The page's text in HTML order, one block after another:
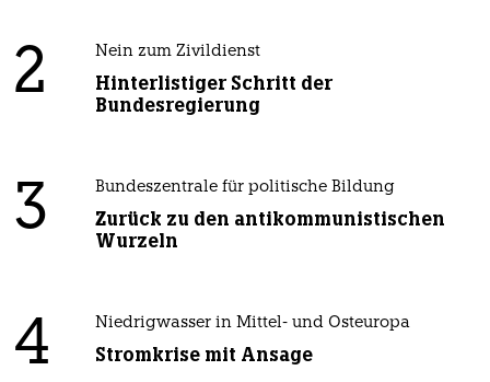
2 Nein zum Zivildienst
Hinterlistiger Schritt der
Bundesregierung
3 Bundeszentrale für politische Bildung
Zurück zu den antikommunistischen
Wurzeln
4 Niedrigwasser in Mittel- und Osteuropa
Stromkrise mit Ansage